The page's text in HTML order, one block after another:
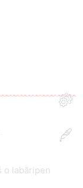
o labăripen